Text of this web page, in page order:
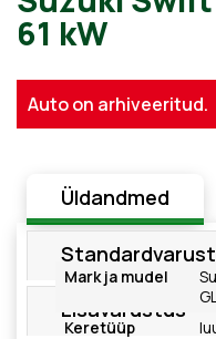
Suzuki
Auto on arhiveeritud.
Üldandmed
Lisavarustus
Mark ja mudel
Keretüüp